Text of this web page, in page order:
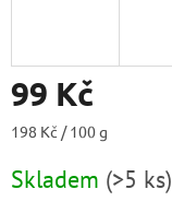
99 Kč
Měrná
198 Kč / 100 g
Skladem (>5 ks)